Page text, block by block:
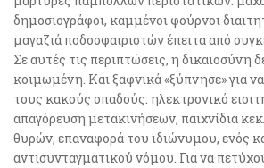
δημοσιογράφοι, καμμένοι φούρνοι
μαγαζιά ποδοσφαιριστών έπειτα από
Σε αυτές τις περιπτώσεις, η δικαιοσύνη
κοιμωμένη. Και ξαφνικά «ξύπνησε» για
τους κακούς οπαδούς: ηλεκτρονικό
απαγόρευση μετακινήσεων, παιχνίδια
θυρών, επαναφορά του ιδιώνυμου, ενός
αντισυνταγματικού νόμου. Για να